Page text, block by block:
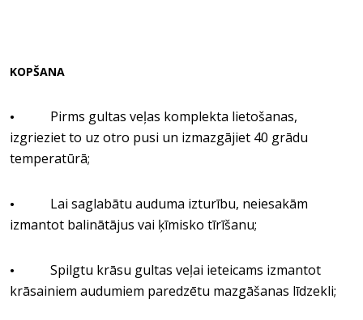
KOPŠANA
•
Pirms gultas veļas komplekta lietošanas,
izgrieziet to uz otro pusi un izmazgājiet 40 grādu
temperatūrā;
•
Lai saglabātu auduma izturību, neiesakām
izmantot balinātājus vai ķīmisko tīrīšanu;
•
Spilgtu krāsu gultas veļai ieteicams izmantot
krāsainiem audumiem paredzētu mazgāšanas līdzekli;